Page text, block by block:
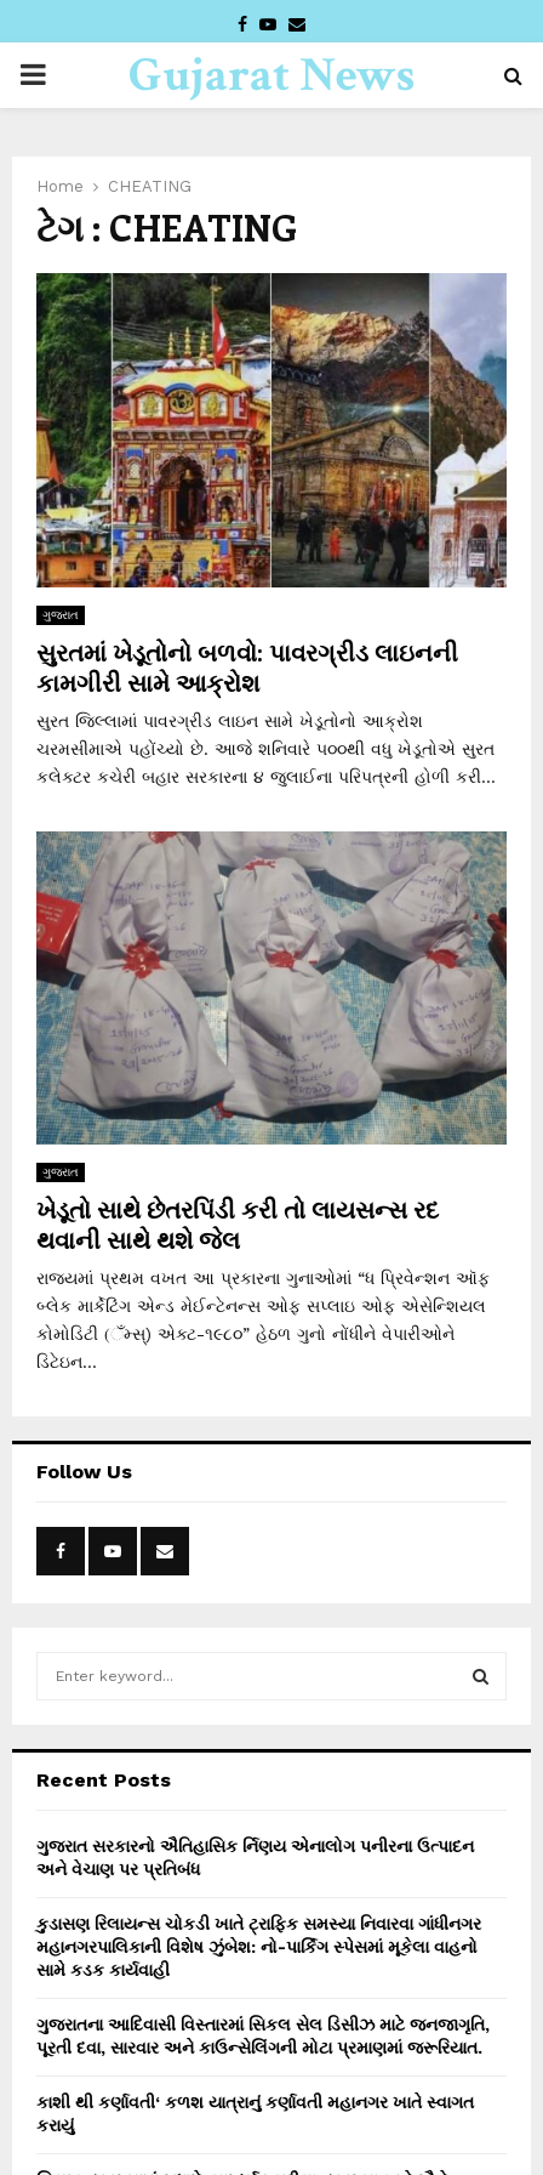
FACEBOOK
YOUTUBE
EMAIL
PRIMARYGujarat News
Home CHEATING
ટેગ : CHEATING
ગુજરાત
સુરતમાં ખેડૂતોનો બળવો: પાવરગ્રીડ લાઇનની
કામગીરી સામે આક્રોશ
સુરત જિલ્લામાં પાવરગ્રીડ લાઇન સામે ખેડૂતોનો આક્રોશ
ચરમસીમાએ પહોંચ્યો છે. આજે શનિવારે ૫૦૦થી વધુ ખેડૂતોએ સુરત
કલેક્ટર કચેરી બહાર સરકારના ૪ જુલાઈના પરિપત્રની હોળી કરી...
ગુજરાત
ખેડૂતો સાથે છેતરપિંડી કરી તો લાયસન્સ રદ
થવાની સાથે થશે જેલ
રાજ્યમાં પ્રથમ વખત આ પ્રકારના ગુનાઓમાં “ધ પ્રિવેન્શન ઑફ
બ્લેક માર્કેટિંગ એન્ડ મેઈન્ટેનન્સ ઓફ સપ્લાઇ ઓફ એસેન્શિયલ
કોમોડિટી (ઁમ્સ્) એક્ટ-૧૯૮૦” હેઠળ ગુનો નોંધીને વેપારીઓને
ડિટેઇન...
Follow Us
h
o
r
C
Recent Posts
ગુજરાત સરકારનો ઐતિહાસિક ર્નિણય એનાલોગ પનીરના ઉત્પાદન
અને વેચાણ પર પ્રતિબંધ
કુડાસણ રિલાયન્સ ચોકડી ખાતે ટ્રાફિક સમસ્યા નિવારવા ગાંધીનગર
મહાનગરપાલિકાની વિશેષ ઝુંબેશ: નો-પાર્કિંગ સ્પેસમાં મૂકેલા વાહનો
સામે કડક કાર્યવાહી
ગુજરાતના આદિવાસી વિસ્તારમાં સિકલ સેલ ડિસીઝ માટે જનજાગૃતિ,
પૂરતી દવા, સારવાર અને કાઉન્સેલિંગની મોટા પ્રમાણમાં જરૂરિયાત.
કાશી થી કર્ણાવતી‘ કળશ યાત્રાનું કર્ણાવતી મહાનગર ખાતે સ્વાગત
કરાયું